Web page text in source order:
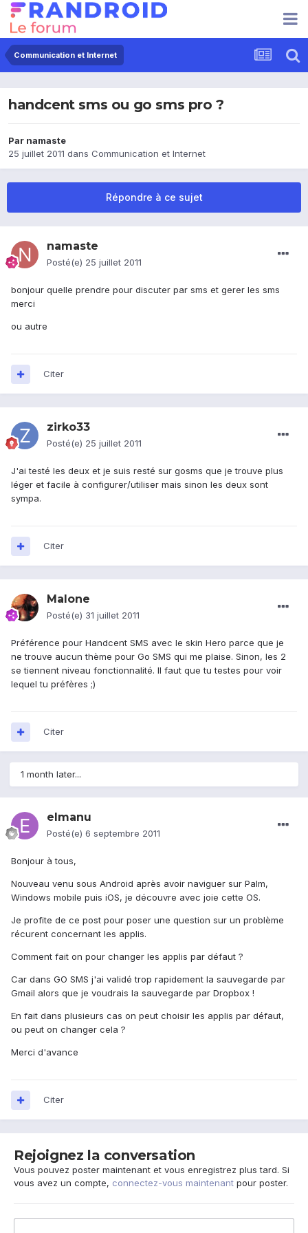
Communication et Internet
handcent sms ou go sms pro ?
Par namaste
25 juillet 2011 dans Communication et Internet
Répondre à ce sujet
namaste
Posté(e) 25 juillet 2011
bonjour quelle prendre pour discuter par sms et gerer les sms
merci
ou autre
Citer
zirko33
Posté(e) 25 juillet 2011
J'ai testé les deux et je suis resté sur gosms que je trouve plus
léger et facile à configurer/utiliser mais sinon les deux sont
sympa.
Citer
Malone
Posté(e) 31 juillet 2011
Préférence pour Handcent SMS avec le skin Hero parce que je
ne trouve aucun thème pour Go SMS qui me plaise. Sinon, les 2
se tiennent niveau fonctionnalité. Il faut que tu testes pour voir
lequel tu préfères ;)
Citer
1 month later...
elmanu
Posté(e) 6 septembre 2011
Bonjour à tous,
Nouveau venu sous Android après avoir naviguer sur Palm,
Windows mobile puis iOS, je découvre avec joie cette OS.
Je profite de ce post pour poser une question sur un problème
récurent concernant les applis.
Comment fait on pour changer les applis par défaut ?
Car dans GO SMS j'ai validé trop rapidement la sauvegarde par
Gmail alors que je voudrais la sauvegarde par Dropbox !
En fait dans plusieurs cas on peut choisir les applis par défaut,
ou peut on changer cela ?
Merci d'avance
Citer
Rejoignez la conversation
Vous pouvez poster maintenant et vous enregistrez plus tard. Si
vous avez un compte, connectez-vous maintenant pour poster.